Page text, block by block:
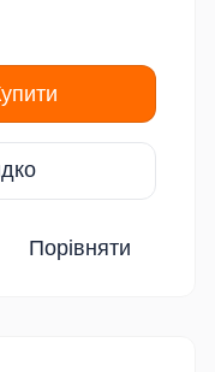
Порівняти